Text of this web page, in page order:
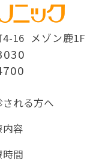
16 メゾン鹿1F
される方へ
容
間